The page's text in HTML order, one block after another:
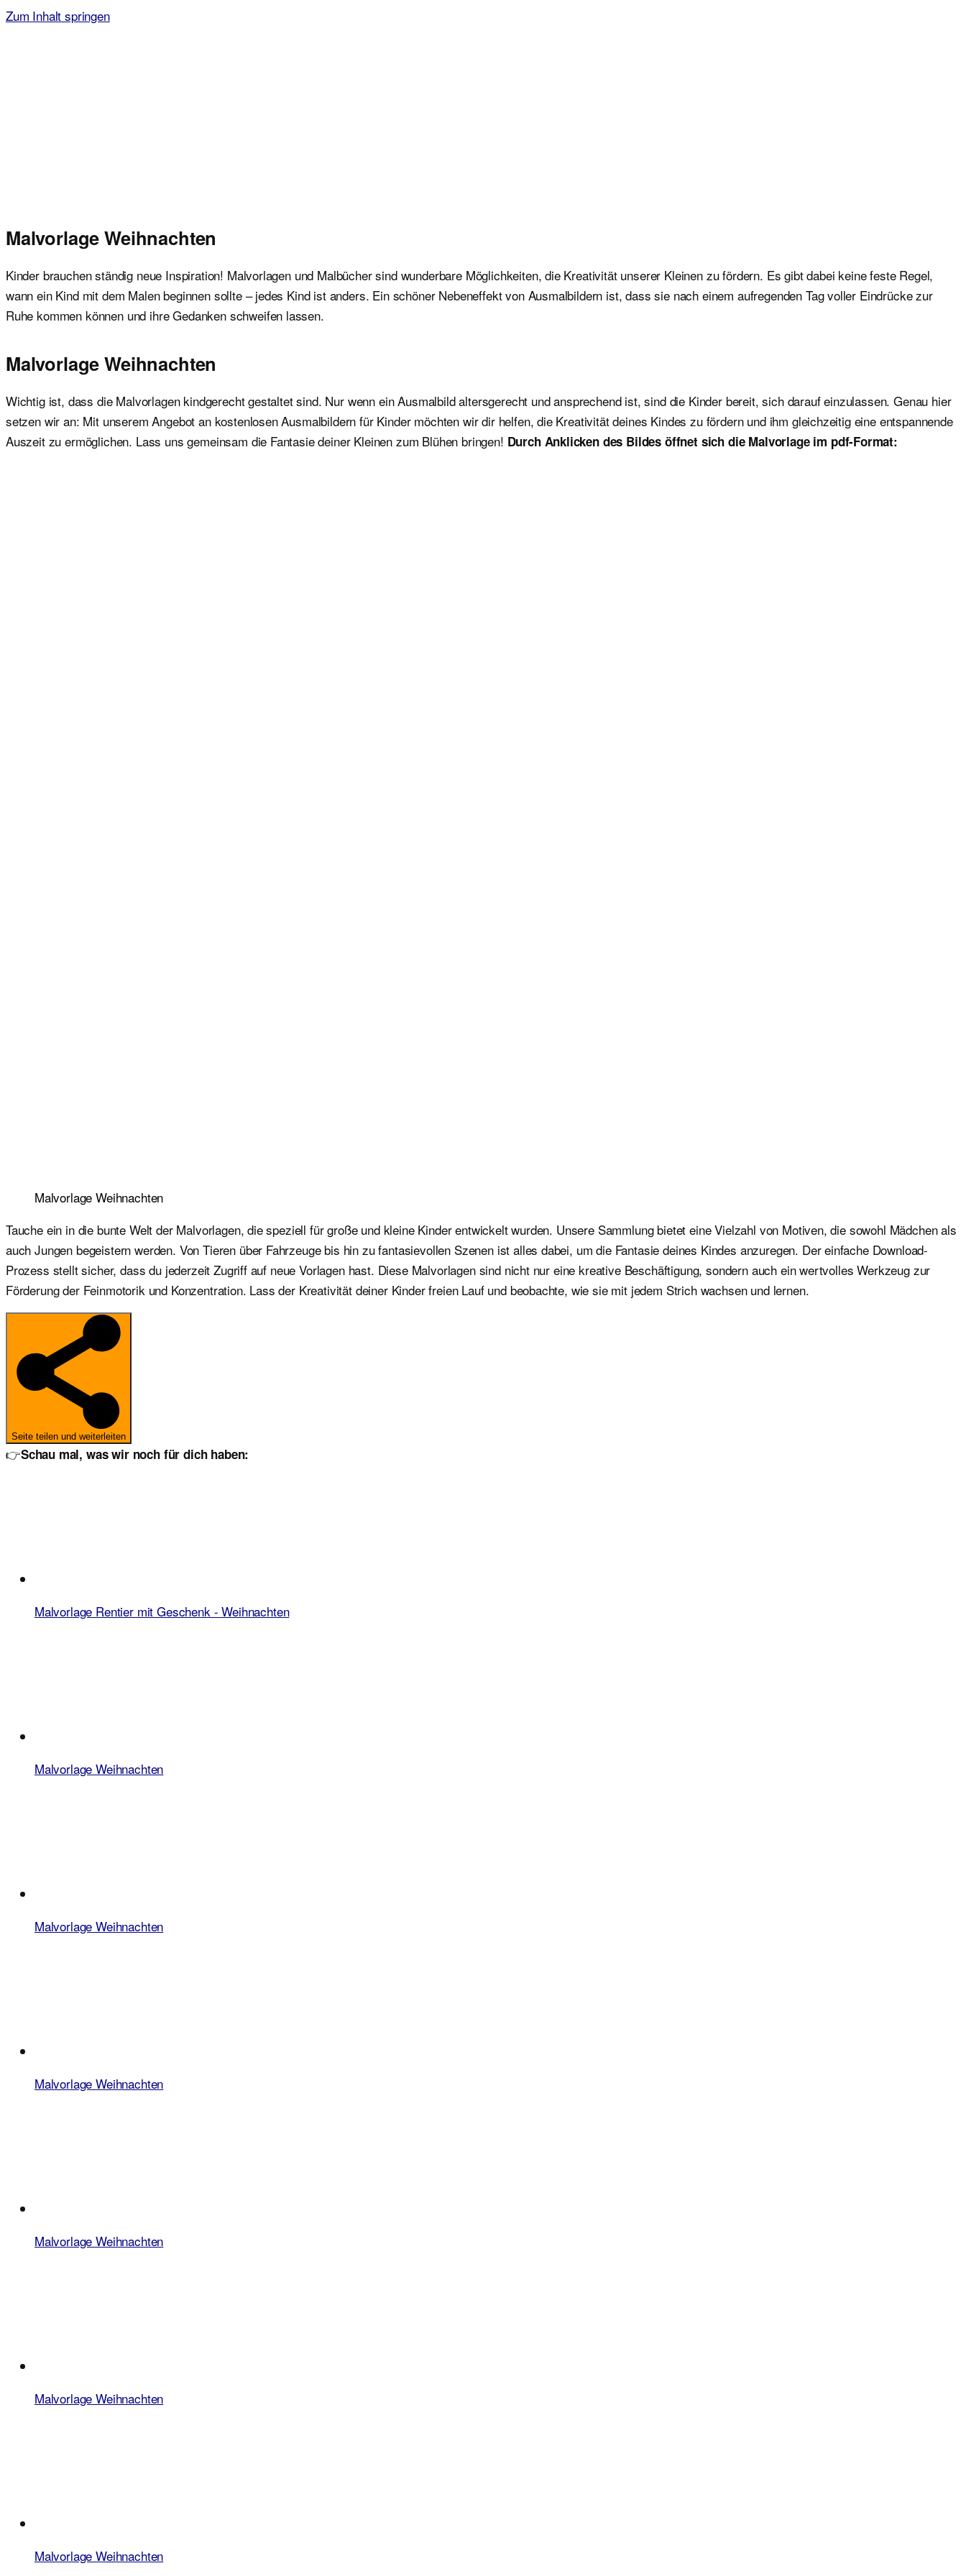
Zum Inhalt springen
Malvorlage Weihnachten
Kinder brauchen ständig neue Inspiration! Malvorlagen und Malbücher sind wunderbare Möglichkeiten, die Kreativität unserer Kleinen zu fördern. Es gibt dabei keine feste Regel,
wann ein Kind mit dem Malen beginnen sollte – jedes Kind ist anders. Ein schöner Nebeneffekt von Ausmalbildern ist, dass sie nach einem aufregenden Tag voller Eindrücke zur
Ruhe kommen können und ihre Gedanken schweifen lassen.
Malvorlage Weihnachten
Wichtig ist, dass die Malvorlagen kindgerecht gestaltet sind. Nur wenn ein Ausmalbild altersgerecht und ansprechend ist, sind die Kinder bereit, sich darauf einzulassen. Genau hier
setzen wir an: Mit unserem Angebot an kostenlosen Ausmalbildern für Kinder möchten wir dir helfen, die Kreativität deines Kindes zu fördern und ihm gleichzeitig eine entspannende
Auszeit zu ermöglichen. Lass uns gemeinsam die Fantasie deiner Kleinen zum Blühen bringen! Durch Anklicken des Bildes öffnet sich die Malvorlage im pdf-Format:
Malvorlage Weihnachten
Tauche ein in die bunte Welt der Malvorlagen, die speziell für große und kleine Kinder entwickelt wurden. Unsere Sammlung bietet eine Vielzahl von Motiven, die sowohl Mädchen als
auch Jungen begeistern werden. Von Tieren über Fahrzeuge bis hin zu fantasievollen Szenen ist alles dabei, um die Fantasie deines Kindes anzuregen. Der einfache Download-
Prozess stellt sicher, dass du jederzeit Zugriff auf neue Vorlagen hast. Diese Malvorlagen sind nicht nur eine kreative Beschäftigung, sondern auch ein wertvolles Werkzeug zur
Förderung der Feinmotorik und Konzentration. Lass der Kreativität deiner Kinder freien Lauf und beobachte, wie sie mit jedem Strich wachsen und lernen.
Seite teilen und weiterleiten
👉Schau mal, was wir noch für dich haben:
Malvorlage Rentier mit Geschenk - Weihnachten
Malvorlage Weihnachten
Malvorlage Weihnachten
Malvorlage Weihnachten
Malvorlage Weihnachten
Malvorlage Weihnachten
Malvorlage Weihnachten